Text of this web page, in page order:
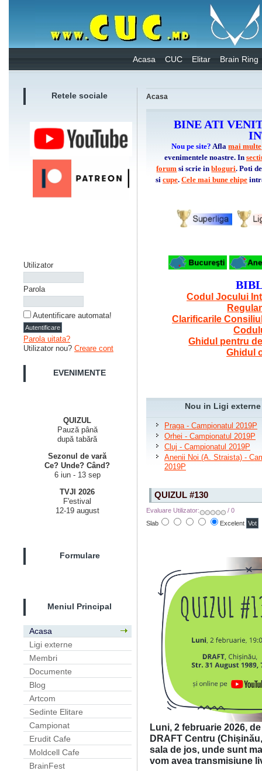
Acasa CUC Elitar Brain Ring
Retele sociale
Utilizator
Parola
Autentificare automata!
Parola uitata?
Utilizator nou? Creare cont
EVENIMENTE
QUIZUL
Pauză până
după tabără
Sezonul de vară
Ce? Unde? Când?
6 iun - 13 sep
TVJI 2026
F'estival
12-19 august
Formulare
Meniul Principal
Acasa
Ligi externe
Membri
Documente
Blog
Artcom
Sedinte Elitare
Campionat
Erudit Cafe
Moldcell Cafe
BrainFest
Acasa
BINE ATI
Nou pe site? Aflamai multe
evenimentele noastre. In
forum si scrie inbloguri. Poti
si cupe. Cele mai bune ehipe
Codul Jocului
Clarificarile
Ghidul pentru
Ghidul
Nou in Ligi externe
Praga - Campionatul 2019P
Orhei - Campionatul 2019P
Cluj - Campionatul 2019P
Anenii Noi (A. Straista) -
2019P
QUIZUL #130
Evaluare Utilizator:
/ 0
Slab
Excelent
Luni, 2 februarie 2026,
DRAFT Centru
sala de jos, unde sunt
vom avea transmisiune